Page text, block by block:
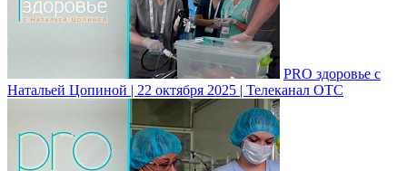
PRO здоровье с
Натальей Цопиной | 22 октября 2025 | Телеканал ОТС